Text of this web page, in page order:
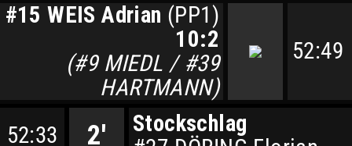
52:49
#15 WEIS Adrian (PP1)
10:2
(#9 MIEDL / #39
HARTMANN)
52:33
2'
Stockschlag